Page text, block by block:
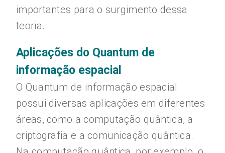
importantes para o surgimento dessa
teoria.
Aplicações do Quantum de
informação espacial
O Quantum de informação espacial
possui diversas aplicações em diferentes
áreas, como a computação quântica, a
criptografia e a comunicação quântica.